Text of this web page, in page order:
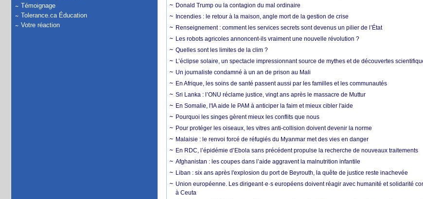
Témoignage
Tolerance.ca Éducation
Votre réaction
Donald Trump ou la contagion du mal ordinaire
Incendies : le retour à la maison, angle mort de la gestion de crise
Renseignement : comment les services secrets sont devenus un pilier de l’État
Les robots agricoles annoncent-ils vraiment une nouvelle révolution ?
Quelles sont les limites de la clim ?
L’éclipse solaire, un spectacle impressionnant source de mythes et de découvertes
Un journaliste condamné à un an de prison au Mali
En Afrique, les soins de santé passent aussi par les familles et les communautés
Sri Lanka : l’ONU réclame justice, vingt ans après le massacre de Muttur
En Somalie, l'IA aide le PAM à anticiper la faim et mieux cibler l'aide
Pourquoi les singes gèrent mieux les conflits que nous
Pour protéger les oiseaux, les vitres anti-collision doivent devenir la norme
Malaisie : le renvoi forcé de réfugiés du Myanmar met des vies en danger
En RDC, l’épidémie d’Ebola sans précédent propulse la recherche de nouveaux traitements
Afghanistan : les coupes dans l’aide aggravent la malnutrition infantile
Liban : six ans après l'explosion du port de Beyrouth, la quête de justice reste inachevée
Union européenne. Les dirigeant·e·s européens doivent réagir avec humanité et solidarité
à Ceuta